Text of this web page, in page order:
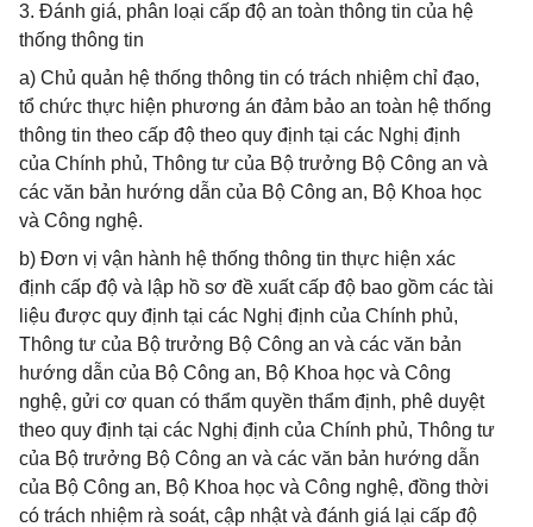
3. Đánh giá, phân loại cấp độ an toàn thông tin của hệ
thống thông tin
a) Chủ quản hệ thống thông tin có trách nhiệm chỉ đạo,
tổ chức thực hiện phương án đảm bảo an toàn hệ thống
thông tin theo cấp độ theo quy định tại các Nghị định
của Chính phủ, Thông tư của Bộ trưởng Bộ Công an và
các văn bản hướng dẫn của Bộ Công an, Bộ Khoa học
và Công nghệ.
b) Đơn vị vận hành hệ thống thông tin thực hiện xác
định cấp độ và lập hồ sơ đề xuất cấp độ bao gồm các tài
liệu được quy định tại các Nghị định của Chính phủ,
Thông tư của Bộ trưởng Bộ Công an và các văn bản
hướng dẫn của Bộ Công an, Bộ Khoa học và Công
nghệ, gửi cơ quan có thẩm quyền thẩm định, phê duyệt
theo quy định tại các Nghị định của Chính phủ, Thông tư
của Bộ trưởng Bộ Công an và các văn bản hướng dẫn
của Bộ Công an, Bộ Khoa học và Công nghệ, đồng thời
có trách nhiệm rà soát, cập nhật và đánh giá lại cấp độ